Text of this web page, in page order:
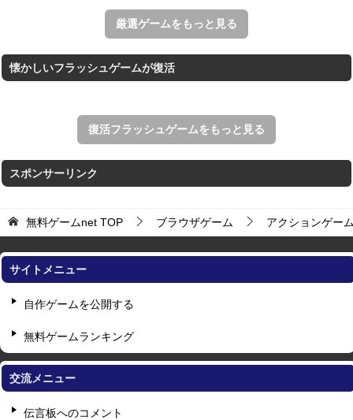
すべての矢印を画面外へ導くパズルゲーム。
厳選ゲームをもっと見る
懐かしいフラッシュゲームが復活
復活フラッシュゲームをもっと見る
スポンサーリンク
無料ゲームnet TOP ブラウザゲーム アクションゲー
サイトメニュー
自作ゲームを公開する
無料ゲームランキング
交流メニュー
伝言板へのコメント